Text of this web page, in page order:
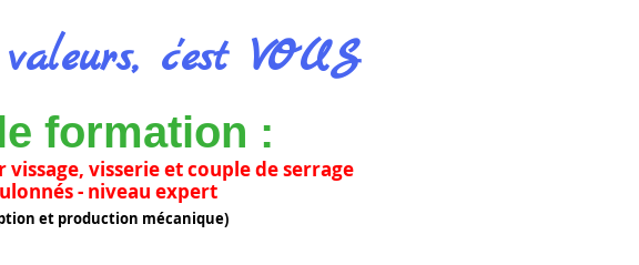
c'est VOUS
formation :
vissage, visserie et couple de serrage
- niveau expert
et production mécanique)